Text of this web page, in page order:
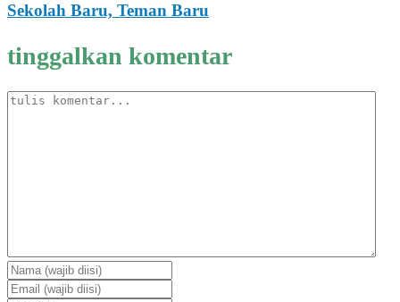
Sekolah Baru, Teman Baru
tinggalkan komentar